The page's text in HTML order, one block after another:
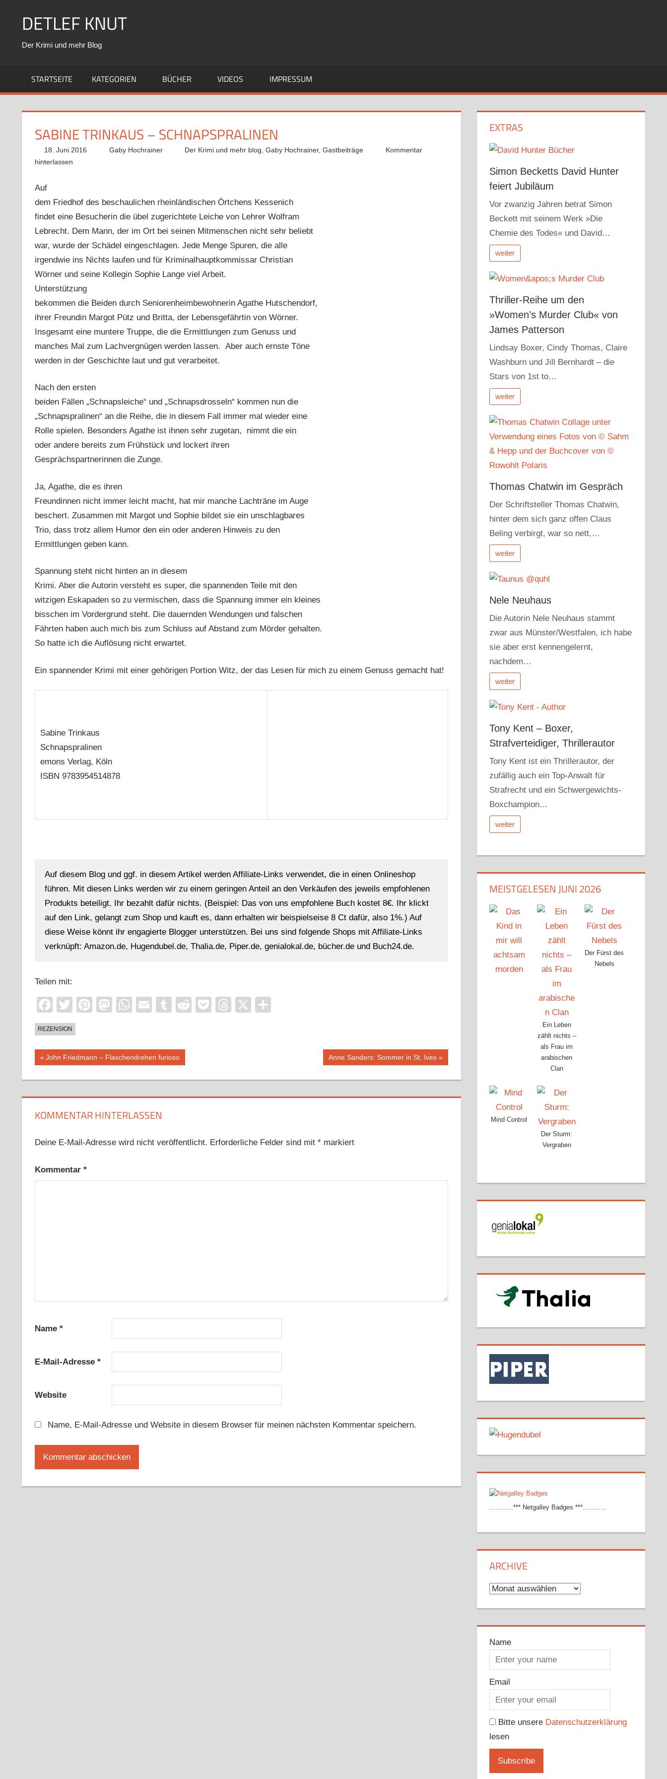
DETLEF KNUT
Der Krimi und mehr Blog
STARTSEITE KATEGORIEN BÜCHER VIDEOS IMPRESSUM
SABINE TRINKAUS – SCHNAPSPRALINEN
18. Juni 2016 Gaby Hochrainer Der Krimi und mehr blog ,Gaby Hochrainer,Gastbeiträge
Kommentar
hinterlassen
Auf
dem Friedhof des beschaulichen rheinländischen Örtchens Kessenich
findet eine Besucherin die übel zugerichtete Leiche von Lehrer Wolfram
Lebrecht. Dem Mann, der im Ort bei seinen Mitmenschen nicht sehr beliebt
war, wurde der Schädel eingeschlagen. Jede Menge Spuren, die alle
irgendwie ins Nichts laufen und für Kriminalhauptkommissar Christian
Wörner und seine Kollegin Sophie Lange viel Arbeit.
Unterstützung
bekommen die Beiden durch Seniorenheimbewohnerin Agathe Hutschendorf,
ihrer Freundin Margot Pütz und Britta, der Lebensgefährtin von Wörner.
Insgesamt eine muntere Truppe, die die Ermittlungen zum Genuss und
manches Mal zum Lachvergnügen werden lassen. Aber auch ernste Töne
werden in der Geschichte laut und gut verarbeitet.
Nach den ersten
beiden Fällen „Schnapsleiche“ und „Schnapsdrosseln“ kommen nun die
„Schnapspralinen“ an die Reihe, die in diesem Fall immer mal wieder eine
Rolle spielen. Besonders Agathe ist ihnen sehr zugetan, nimmt die ein
oder andere bereits zum Frühstück und lockert ihren
Gesprächspartnerinnen die Zunge.
Ja, Agathe, die es ihren
Freundinnen nicht immer leicht macht, hat mir manche Lachträne im Auge
beschert. Zusammen mit Margot und Sophie bildet sie ein unschlagbares
Trio, dass trotz allem Humor den ein oder anderen Hinweis zu den
Ermittlungen geben kann.
Spannung steht nicht hinten an in diesem
Krimi. Aber die Autorin versteht es super, die spannenden Teile mit den
witzigen Eskapaden so zu vermischen, dass die Spannung immer ein kleines
bisschen im Vordergrund steht. Die dauernden Wendungen und falschen
Fährten haben auch mich bis zum Schluss auf Abstand zum Mörder gehalten.
So hatte ich die Auflösung nicht erwartet.
Ein spannender Krimi mit einer gehörigen Portion Witz, der das Lesen für mich zu einem Genuss gemacht hat!
Sabine Trinkaus
Schnapspralinen
emons Verlag, Köln
ISBN 9783954514878
Auf diesem Blog und ggf. in diesem Artikel werden Affiliate-Links verwendet, die in einen Onlineshop
führen. Mit diesen Links werden wir zu einem geringen Anteil an den Verkäufen des jeweils empfohlenen
Produkts beteiligt. Ihr bezahlt dafür nichts. (Beispiel: Das von uns empfohlene Buch kostet 8€. Ihr klickt
auf den Link, gelangt zum Shop und kauft es, dann erhalten wir beispielseise 8 Ct dafür, also 1%.) Auf
diese Weise könnt ihr engagierte Blogger unterstützen. Bei uns sind folgende Shops mit Affiliate-Links
verknüpft: Amazon.de, Hugendubel.de, Thalia.de, Piper.de, genialokal.de, bücher.de und Buch24.de.
Teilen mit:
Facebook
TwitterPinterest
Mastodon
WhatsApp
EmailTumblr
RedditPocketThreads
X
REZENSION
Beitragsnavigation
Vorheriger
John Friedmann – Flaschendrehen furioso
Nächster
Anne Sanders: Sommer in St. Ives
KOMMENTAR HINTERLASSEN
Deine E-Mail-Adresse wird nicht veröffentlicht. Erforderliche Felder sind mit *markiert
Kommentar *
Name *
E-Mail-Adresse *
Website
Name, E-Mail-Adresse und Website in diesem Browser für meinen nächsten Kommentar speichern.
EXTRAS
Simon Becketts David Hunter
feiert Jubiläum
Vor zwanzig Jahren betrat Simon
Beckett mit seinem Werk »Die
Chemie des Todes« und David…
weiter
Thriller-Reihe um den
»Women’s Murder Club« von
James Patterson
Lindsay Boxer, Cindy Thomas, Claire
Washburn und Jill Bernhardt – die
Stars von 1st to…
weiter
Thomas Chatwin im Gespräch
Der Schriftsteller Thomas Chatwin,
hinter dem sich ganz offen Claus
Beling verbirgt, war so nett,…
weiter
Nele Neuhaus
Die Autorin Nele Neuhaus stammt
zwar aus Münster/Westfalen, ich habe
sie aber erst kennengelernt,
nachdem…
weiter
Tony Kent – Boxer,
Strafverteidiger, Thrillerautor
Tony Kent ist ein Thrillerautor, der
zufällig auch ein Top-Anwalt für
Strafrecht und ein Schwergewichts-
Boxchampion…
weiter
MEISTGELESEN JUNI 2026
Ein Leben
zählt nichts –
als Frau im
arabischen
Clan
Der Fürst des
Nebels
Mind Control
Der Sturm:
Vergraben
............*** Netgalley Badges ***............
ARCHIVE
Archive
Name
Email
Bitte unsere Datenschutzerklärung
lesen